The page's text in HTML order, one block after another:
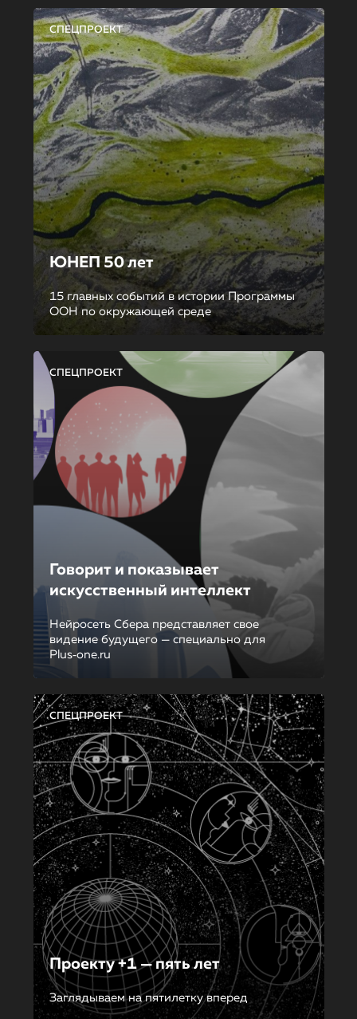
СПЕЦПРОЕКТ
ЮНЕП 50 лет
15 главных событий в истории Программы
ООН по окружающей среде
СПЕЦПРОЕКТ
Говорит и показывает
искусственный интеллект
Нейросеть Сбера представляет свое
видение будущего — специально для
Plus‑one.ru
СПЕЦПРОЕКТ
Проекту +1 — пять лет
Заглядываем на пятилетку вперед